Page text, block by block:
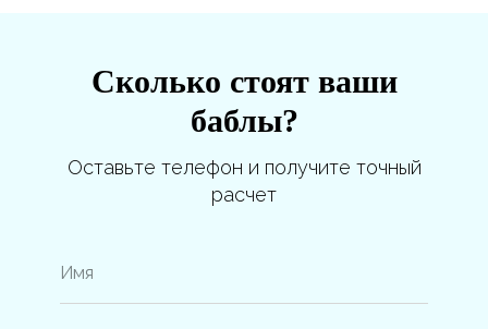
Сколько стоят ваши
баблы?
Оставьте телефон и получите точный
расчет